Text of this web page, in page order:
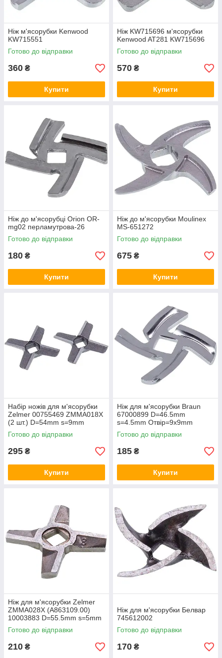
Ніж м'ясорубки Kenwood
KW715551
Готово до відправки
360 ₴
Купити
Ніж KW715696 м'ясорубки
Kenwood AT281 KW715696
Готово до відправки
570 ₴
Купити
Ніж до м'ясорубці Orion OR-
mg02 перламутрова-26
Готово до відправки
180 ₴
Купити
Ніж до м'ясорубки Moulinex
MS-651272
Готово до відправки
675 ₴
Купити
Набір ножів для м'ясорубки
Zelmer 00755469 ZMMA018X
(2 шт.) D=54mm s=9mm
Отвір=10x10mm NR8
Готово до відправки
295 ₴
Купити
Ніж для м'ясорубки Braun
67000899 D=46.5mm
s=4.5mm Отвір=9x9mm
Готово до відправки
185 ₴
Купити
Ніж для м'ясорубки Zelmer
ZMMA028X (A863109.00)
10003883 D=55.5mm s=5mm
Отвір=10x10mm NR8
(двосторонній)
Готово до відправки
210 ₴
Ніж для м'ясорубки Белвар
745612002
Готово до відправки
170 ₴